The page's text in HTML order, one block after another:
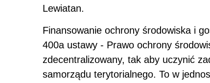
Lewiatan.
Finansowanie ochrony środowiska i
400a ustawy - Prawo ochrony
zdecentralizowany, tak aby uczynić
samorządu terytorialnego. To w